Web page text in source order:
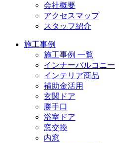
会社概要
アクセスマップ
スタッフ紹介
施工事例
施工事例 一覧
インナーバルコニー
インテリア商品
補助金活用
玄関ドア
勝手口
浴室ドア
窓交換
内窓